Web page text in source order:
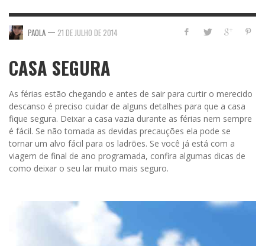
PAOLA — 21 DE JULHO DE 2014
CASA SEGURA
As férias estão chegando e antes de sair para curtir o merecido
descanso é preciso cuidar de alguns detalhes para que a casa
fique segura. Deixar a casa vazia durante as férias nem sempre
é fácil. Se não tomada as devidas precauções ela pode se
tornar um alvo fácil para os ladrões. Se você já está com a
viagem de final de ano programada, confira algumas dicas de
como deixar o seu lar muito mais seguro.